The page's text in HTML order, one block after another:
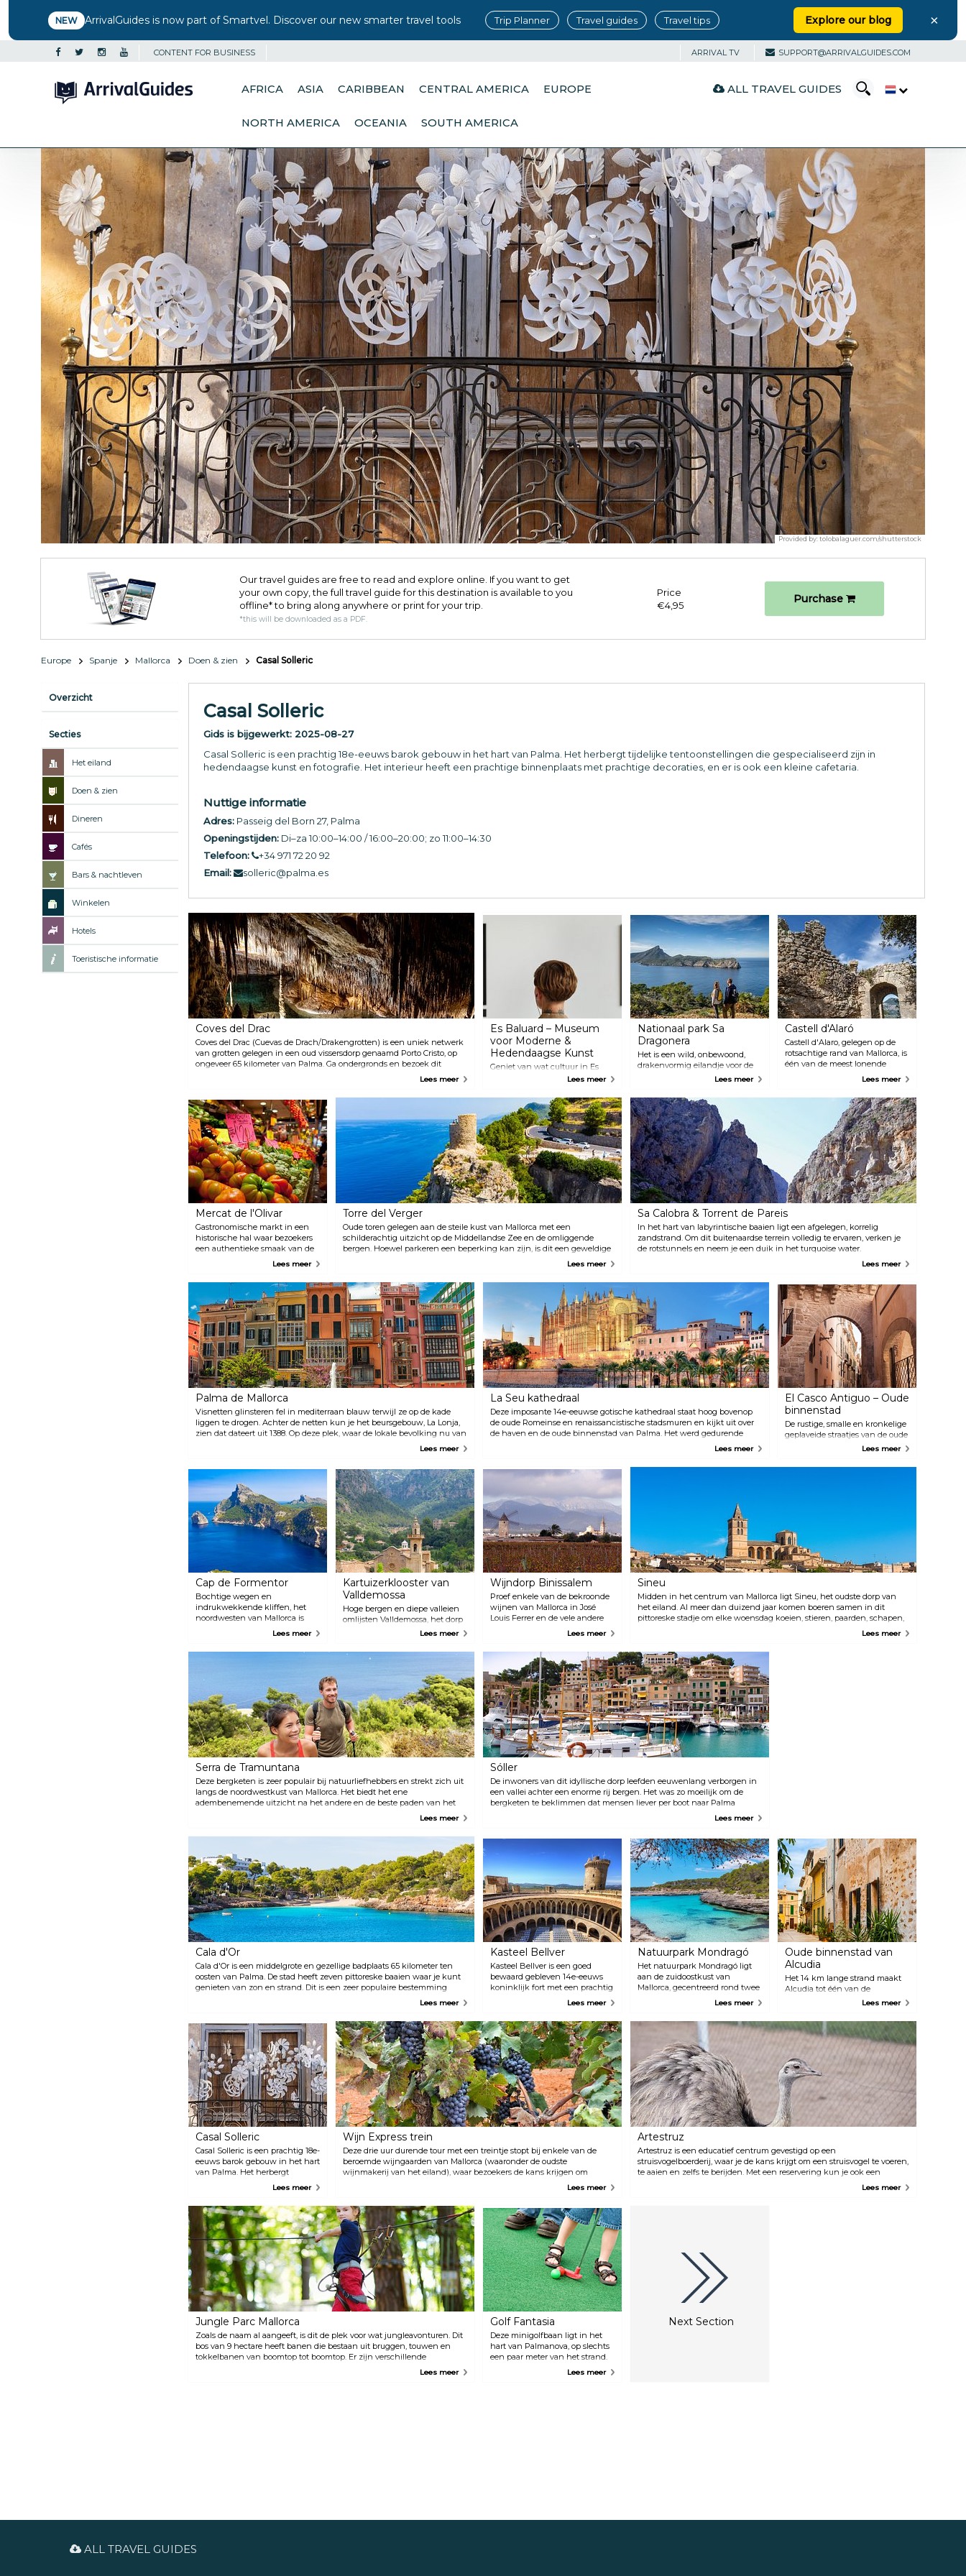
NEW ArrivalGuides is now part of Smartvel. Discover our new smarter travel tools Trip Planner Travel guides Travel tips Explore our blog ×
CONTENT FOR BUSINESS ARRIVAL TV SUPPORT@ARRIVALGUIDES.COM
AFRICA ASIA CARIBBEAN CENTRAL AMERICA EUROPE
NORTH AMERICA OCEANIA SOUTH AMERICA
ALL TRAVEL GUIDES
Provided by:tolobalaguer.com/shutterstock
Our travel guides are free to read and explore online. If you want to get
your own copy, the full travel guide for this destination is available to you
offline* to bring along anywhere or print for your trip.​
*this will be downloaded as a PDF.
Price
€4,95
Purchase
Europe Spanje Mallorca Doen & zien Casal Solleric
Overzicht
Secties
Het eiland
Doen & zien
Dineren
Cafés
Bars & nachtleven
Winkelen
Hotels
Toeristische informatie
Casal Solleric
Gids is bijgewerkt: 2025-08-27
Casal Solleric is een prachtig 18e-eeuws barok gebouw in het hart van Palma. Het herbergt tijdelijke tentoonstellingen die gespecialiseerd zijn in
hedendaagse kunst en fotografie. Het interieur heeft een prachtige binnenplaats met prachtige decoraties, en er is ook een kleine cafetaria.
Nuttige informatie
Adres: Passeig del Born 27, Palma
Openingstijden: Di–za 10:00–14:00 / 16:00–20:00; zo 11:00–14:30
Telefoon:
+34 971 72 20 92
Email:
solleric@palma.es
Coves del Drac
Coves del Drac (Cuevas de Drach/Drakengrotten) is een uniek netwerk
van grotten gelegen in een oud vissersdorp genaamd Porto Cristo, op
ongeveer 65 kilometer van Palma. Ga ondergronds en bezoek dit
indrukwekkende complex met duizenden stalagmieten, stalactieten
een uur en omvatten een boottocht over het Martelmeer. Aan het
einde van de tour maakt een klassiek muziekconcert de magische
setting compleet.
Lees meer
Es Baluard – Museum
voor Moderne &
Hedendaagse Kunst
Geniet van wat cultuur in Es
Baluard Museu d'Art
herbergt meer dan 700
kunstwerken die zijn gemaakt
door Baleriac-kunstenaars van
internationale faam, van het
einde van de 19e eeuw tot
heden.
Lees meer
Nationaal park Sa
Dragonera
Het is een wild, onbewoond,
drakenvormig eilandje voor de
indrukwekkende zuidwestkust
gekko's en andere hagedissen
leven. Het is te bereiken met de
veerboot vanuit Paguera of, voor
de avonturiers, per kajak! Volg
de gemarkeerde paden om dit
ongerepte eiland te ontdekken.
Het kristalheldere water nodigt
uit tot snorkelen.
Lees meer
Castell d'Alaró
Castell d'Alaro, gelegen op de
rotsachtige rand van Mallorca, is
één van de meest lonende
beklimmingen van het eiland.
liefhebbers van geschiedenis en
natuur. Deze ruïnes, een
afbrokkelend kasteel,
verschillende stenen
boogdeuren en muurresten zijn
het enige wat over is gebleven
van wat ooit het fort was van 9e-
eeuwse christelijke krijgers.
Minder avontuurlijke bezoekers
kunnen naar boven rijden om
te genieten van het
adembenemende uitzicht over
bijna het hele eiland. Mocht je
er willen overnachten, fungeert
Castell d'Alaró ook als
kleine bar en restaurant waar je
kunt genieten van een maaltijd
met een fantastisch uitzicht.
Lees meer
Mercat de l'Olivar
Gastronomische markt in een
historische hal waar bezoekers
een authentieke smaak van de
Balearen kunnen proeven in
verkopen lokale verkopers van
kaas tot zeevruchten tot gebak
en bereide gerechten.
Lees meer
Torre del Verger
Oude toren gelegen aan de steile kust van Mallorca met een
schilderachtig uitzicht op de Middellandse Zee en de omliggende
bergen. Hoewel parkeren een beperking kan zijn, is dit een geweldige
plek om de zonsondergang te zien en een paar foto's te maken.Lees meer
Sa Calobra & Torrent de Pareis
In het hart van labyrintische baaien ligt een afgelegen, korrelig
zandstrand. Om dit buitenaardse terrein volledig te ervaren, verken je
de rotstunnels en neem je een duik in het turquoise water.
Lees meer
Palma de Mallorca
Visnetten glinsteren fel in mediterraan blauw terwijl ze op de kade
liggen te drogen. Achter de netten kun je het beursgebouw, La Lonja,
zien dat dateert uit 1388. Op deze plek, waar de lokale bevolking nu van
hun koffie nipt, werd in de middeleeuwen het grootste deel van de
handel in het Middellandse Zeegebied bedreven. De hoofdstad van het
iedereen die het bezoekt.
Lees meer
La Seu kathedraal
Deze imposante 14e-eeuwse gotische kathedraal staat hoog bovenop
de oude Romeinse en renaissancistische stadsmuren en kijkt uit over
de haven en de oude binnenstad van Palma. Het werd gedurende
honderden jaren gebouwd op de ruïnes van de moskee die er ooit
bij het restauratieproject in het begin van de 20e eeuw, hoewel hij het
project verliet vanwege een geschil met de aannemer. Dit prachtige
richtingen en is het perfecte startpunt voor een wandeltocht door de
stad.
Lees meer
El Casco Antiguo – Oude
binnenstad
De rustige, smalle en kronkelige
geplaveide straatjes van de oude
binnenstad weerspiegelen
intercontinentale handel en
pleinen, prachtige
binnenplaatsen en nog veel
meer historische schatten. Hier
vind je ook de meeste
toeristische attracties die je niet
kathedraal La Seu, het
Koninklijk Paleis van
Almudaina en het Es Baluard
museum voor hedendaagse
Lees meer
Cap de Formentor
Bochtige wegen en
indrukwekkende kliffen, het
noordwesten van Mallorca is
wild en mooi. Mensen staan op
om de prachtige kaap te
“ontmoetingspunt van de wind”
wordt genoemd.
Lees meer
Kartuizerklooster van
Valldemossa
Hoge bergen en diepe valleien
omlijsten Valldemossa, het dorp
waar in 1838 de eerste twee
eiland woonden, componist
Frederic Chopin en auteur
George Sand. Als je eenmaal
hier bent, moet je zeker een
bezoek brengen aan de
belangrijkste attractie van het
dorp: het kartuizerklooster van
Valldemossa. Het is
oorspronkelijk gebouwd als
koninklijk paleis in 1309 en later
omgebouwd tot een klooster
kartuizerklooster van
Valldemossa is een
indrukwekkend complex met
een paleis, een kerk, een oude
van enkele van de grootste
kunstenaars en de cellen waar
de monniken 400 jaar leefden
om rust en vrede te vinden. Elke
cel heeft een eigen uitgang
naar het tuinterras met
bloeiende magnolia's en een
prachtig uitzicht over de vallei.
Lees meer
Wijndorp Binissalem
Proef enkele van de bekroonde
wijnen van Mallorca in José
Louis Ferrer en de vele andere
bodega's. Tijdens het
Binissalem slechts één lange
tafel vol wijn en eten.
Lees meer
Sineu
Midden in het centrum van Mallorca ligt Sineu, het oudste dorp van
het eiland. Al meer dan duizend jaar komen boeren samen in dit
pittoreske stadje om elke woensdag koeien, stieren, paarden, schapen,
muilezels, eenden, kippen en zwanen te verhandelen op de markt.
Lees meer
Serra de Tramuntana
Deze bergketen is zeer populair bij natuurliefhebbers en strekt zich uit
langs de noordwestkust van Mallorca. Het biedt het ene
adembenemende uitzicht na het andere en de beste paden van het
Lees meer
Sóller
De inwoners van dit idyllische dorp leefden eeuwenlang verborgen in
een vallei achter een enorme rij bergen. Het was zo moeilijk om de
bergketen te beklimmen dat mensen liever per boot naar Palma
gingen. En als ze toch op een boot zaten, waarom gaan ze dan niet
Soller eindelijk betere toegang hadden tot hun eigen eiland. Het
charmante treintje van de stad rijdt nog steeds. De rit van Palma naar
Sóller duurt ongeveer een uur en biedt een prachtig uitzicht op de
bergen.
Lees meer
Cala d'Or
Cala d'Or is een middelgrote en gezellige badplaats 65 kilometer ten
oosten van Palma. De stad heeft zeven pittoreske baaien waar je kunt
genieten van zon en strand. Dit is een zeer populaire bestemming
onder Europeanen en gezinnen met kinderen. De stad biedt tal van
Lees meer
Kasteel Bellver
Kasteel Bellver is een goed
bewaard gebleven 14e-eeuws
koninklijk fort met een prachtig
uitzicht over de baai van Palma.
gebruikt als gevangenis en nu is
het één van de belangrijkste
toeristische attracties op het
eiland. In het kasteel bevindt
zich ook het Historisch Museum
van Palma, waar je meer te
weten kunt komen over het
rijke erfgoed van het eiland.
Lees meer
Natuurpark Mondragó
Het natuurpark Mondragó ligt
aan de zuidoostkust van
Mallorca, gecentreerd rond twee
grote baaien die bekend staan
zandstranden en de
verbazingwekkende
turkooisblauwe zee. Het
dierenleven in natuurpark
Mondragó is zeer gevarieerd en
het is ook een goede plek om
trekvogels te zien.
Lees meer
Oude binnenstad van
Alcudia
Het 14 km lange strand maakt
Alcudia tot één van de
populairste toeristische
vooral onder gezinnen. Maar de
stad heeft ook een mooie oude
binnenstad met pittoreske
smalle kronkelende straatjes en
prachtige oude gebouwen, die
een echt gevoel geven van het
leven van vroeger.
Lees meer
Casal Solleric
Casal Solleric is een prachtig 18e-
eeuws barok gebouw in het hart
van Palma. Het herbergt
tijdelijke tentoonstellingen die
hedendaagse kunst en
fotografie. Het interieur heeft
een prachtige binnenplaats met
prachtige decoraties, en er is ook
een kleine cafetaria.
Lees meer
Wijn Express trein
Deze drie uur durende tour met een treintje stopt bij enkele van de
beroemde wijngaarden van Mallorca (waaronder de oudste
wijnmakerij van het eiland), waar bezoekers de kans krijgen om
heerlijke lokale wijnen te proberen. Tijdens een bezoek aan de
wijnhuizen laat de deskundige gids de deelnemers kennismaken met
de geheimen van de wijncultuur van Mallorca.
Lees meer
Artestruz
Artestruz is een educatief centrum gevestigd op een
struisvogelboerderij, waar je de kans krijgt om een struisvogel te voeren,
te aaien en zelfs te berijden. Met een reservering kun je ook een
gigantisch ei, wat vlees of andere lekkernijen barbecueën. Struisvogels
Lees meer
Jungle Parc Mallorca
Zoals de naam al aangeeft, is dit de plek voor wat jungleavonturen. Dit
bos van 9 hectare heeft banen die bestaan uit bruggen, touwen en
tokkelbanen van boomtop tot boomtop. Er zijn verschillende
moeilijkheidsgraden en adrenaline, dus iedereen vanaf 4 jaar vindt er
Lees meer
Golf Fantasia
Deze minigolfbaan ligt in het
hart van Palmanova, op slechts
een paar meter van het strand.
minigolfbanen met 18 holes met
Lees meer
Next Section
ALL TRAVEL GUIDES